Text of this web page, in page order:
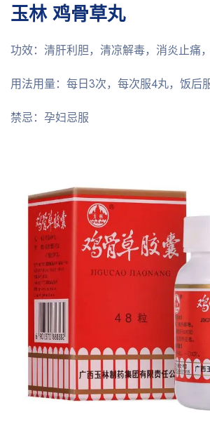
玉林 鸡骨草丸
功效：清肝利胆，清凉解毒，消炎止痛
用法用量：每日3次，每次服4丸，饭后
禁忌：孕妇忌服